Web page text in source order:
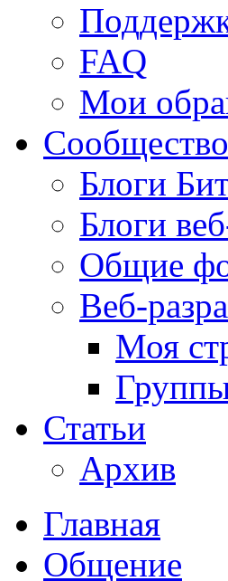
FAQ
Мои
Сообщество
Блоги
Блоги
Общие
Веб-
Моя
Статьи
Архив
Главная
Общение